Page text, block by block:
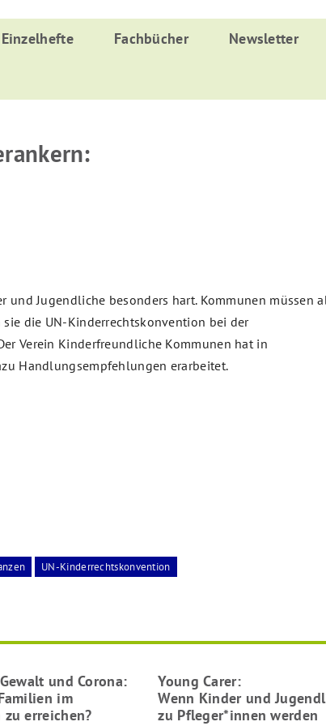
Einzelhefte Fachbücher Newsletter
Jugendliche besonders hart. Kommunen müssen
die UN-Kinderrechtskonvention bei der
Verein Kinderfreundliche Kommunen hat in
Handlungsempfehlungen erarbeitet.
UN-Kinderrechtskonvention
und Corona:
im
zu erreichen?
Young Carer:
Wenn Kinder und
zu Pfleger*innen werden